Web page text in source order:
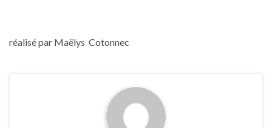
réalisé par Maëlys Cotonnec